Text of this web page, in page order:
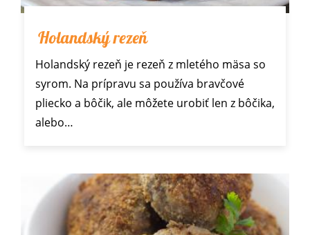
Holandský rezeň
Holandský rezeň je rezeň z mletého mäsa so
syrom. Na prípravu sa používa bravčové
pliecko a bôčik, ale môžete urobiť len z bôčika,
alebo…